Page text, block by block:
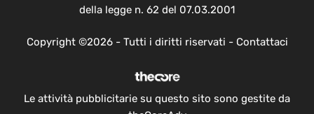
della legge n. 62 del 07.03.2001
Copyright ©2026 - Tutti i diritti riservati - Contattaci
Le attività pubblicitarie su questo sito sono gestite da